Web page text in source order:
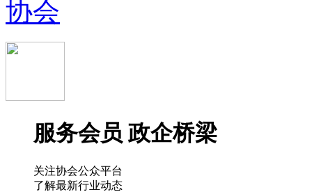
服务会员 政企桥梁
关注协会公众平台
了解最新行业动态